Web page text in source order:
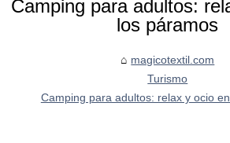
Camping para adultos:
los páramos
magicotextil.com
Turismo
Camping para adultos: relax y ocio